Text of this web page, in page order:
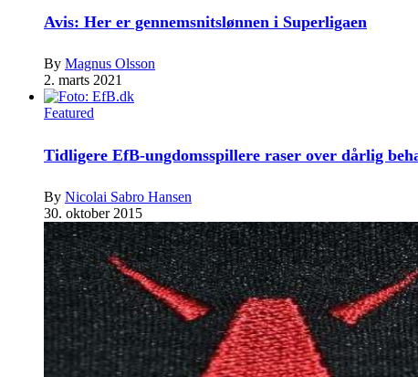
Avis: Her er gennemsnitslønnen i Superligaen
By Magnus Olsson
2. marts 2021
Featured
Tidligere EfB-ungdomsspillere raser over dårlig
By Nicolai Sabro Hansen
30. oktober 2015